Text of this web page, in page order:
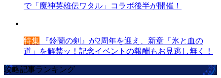
で「魔神英雄伝ワタル」コラボ後半が開催！
特集 『鈴蘭の剣』が2周年を迎え、新章「氷と血の
道」を解禁ッ！記念イベントの報酬もお見逃し無く！
攻略記事ランキング